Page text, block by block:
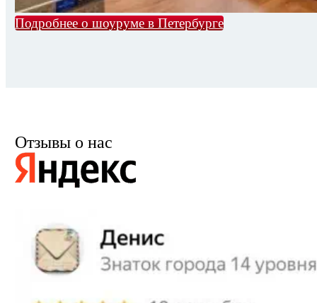
Подробнее о шоуруме в Петербурге
Отзывы о нас